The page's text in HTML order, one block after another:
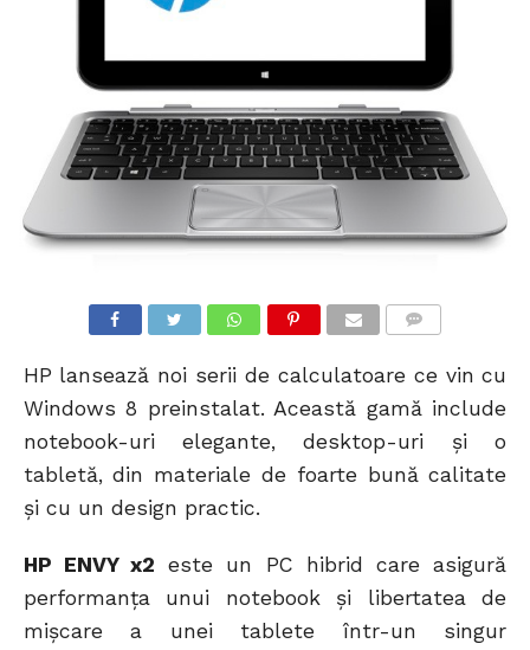
HP lansează noi serii de calculatoare ce vin cu
Windows 8 preinstalat. Această gamă include
notebook-uri elegante, desktop-uri și o
tabletă, din materiale de foarte bună calitate
și cu un design practic.
HP ENVY x2 este un PC hibrid care asigură
performanța unui notebook și libertatea de
mișcare a unei tablete într-un singur